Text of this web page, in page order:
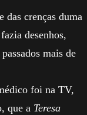
das crenças duma
desenhos,
mais de
foi na TV,
que a Teresa